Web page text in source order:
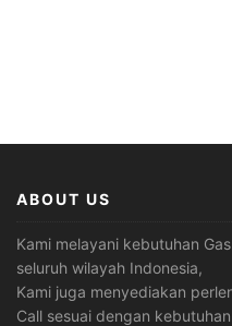
ABOUT US
Kami melayani kebutuhan
seluruh wilayah Indonesia,
Kami juga menyediakan
Call sesuai dengan